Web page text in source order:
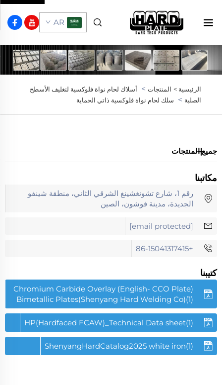
AR
الرئيسية > المنتجات>
أسلاك لحام نواة فلوكسية لتغليف الأسطح
الصلبة > سلك لحام نواة فلوكسية ذاتي الحماية
جميع المنتجات
مكاتبنا
رقم 1، شارع تشونغشينغ الشرقي الثاني، منطقة شينفو
الجديدة، مدينة فوشون، الصين
[email protected]
+86-15041317415
كتيبنا
(English- CCO Plate) Chromium Carbide Overlay
Bimetallic Plates(Shenyang Hard Welding Co)(1)
HP(Hardfaced FCAW)_Technical Data sheet(1)
ShenyangHardCatalog2025 white iron(1)